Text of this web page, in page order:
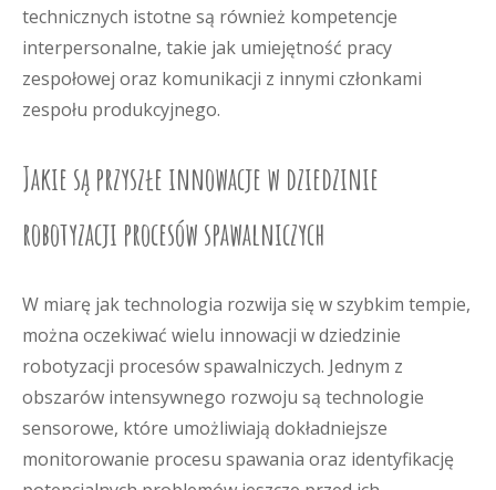
technicznych istotne są również kompetencje
interpersonalne, takie jak umiejętność pracy
zespołowej oraz komunikacji z innymi członkami
zespołu produkcyjnego.
Jakie są przyszłe innowacje w dziedzinie
robotyzacji procesów spawalniczych
W miarę jak technologia rozwija się w szybkim tempie,
można oczekiwać wielu innowacji w dziedzinie
robotyzacji procesów spawalniczych. Jednym z
obszarów intensywnego rozwoju są technologie
sensorowe, które umożliwiają dokładniejsze
monitorowanie procesu spawania oraz identyfikację